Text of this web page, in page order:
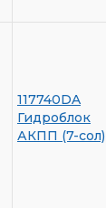
117740DA
Гидроблок
АКПП (7-сол)